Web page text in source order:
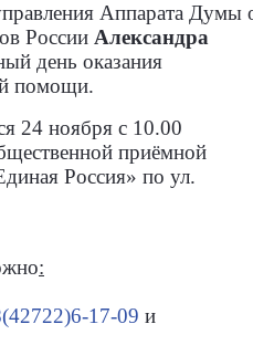
Аппарата Думы
России Александра
день оказания
помощи.
24 ноября с 10.00
приёмной
Россия» по ул.
:
17-09 и